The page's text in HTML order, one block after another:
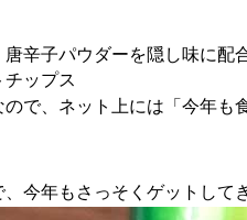
辛子パウダーを隠し味に配
ップス
で、ネット上には「今年
今年もさっそくゲットし